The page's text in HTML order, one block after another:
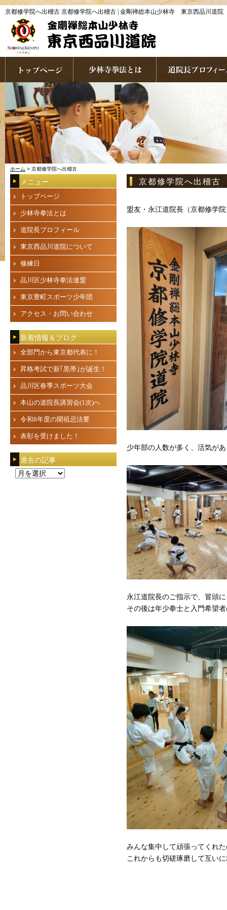
京都修学院へ出稽古 京都修学院へ出稽古 | 金剛禅総本山少林寺 東京西品川道院
ホーム > 京都修学院へ出稽古
京都修学院へ出稽古
盟友・永江道院長（京都修学
少年部の人数が多く、活気が
永江道院長のご指示で、冒頭
その後は年少拳士と入門希望
みんな集中して頑張ってくれ
これからも切磋琢磨して互い
メニュー
トップページ
少林寺拳法とは
道院長プロフィール
東京西品川道院について
修練日
品川区少林寺拳法連盟
東京豊町スポーツ少年団
アクセス・お問い合わせ
新着情報＆ブログ
全部門から東京都代表に！
昇格考試で新｢黒帯｣が誕生！
品川区春季スポーツ大会
本山の道院長講習会(1次)へ
令和8年度の開祖忌法要
表彰を受けました！
過去の記事